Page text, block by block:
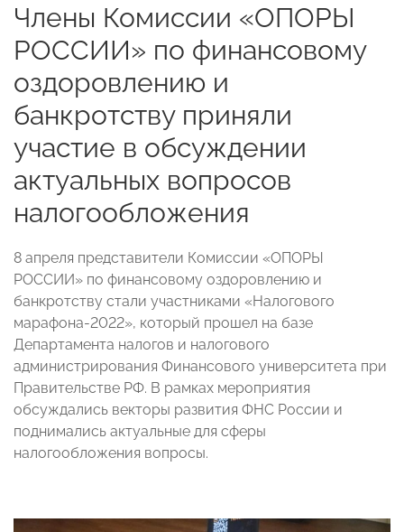
Члены Комиссии «ОПОРЫ
РОССИИ» по финансовому
оздоровлению и
банкротству приняли
участие в обсуждении
актуальных вопросов
налогообложения
8 апреля представители Комиссии «ОПОРЫ
РОССИИ» по финансовому оздоровлению и
банкротству стали участниками «Налогового
марафона-2022», который прошел на базе
Департамента налогов и налогового
администрирования Финансового университета при
Правительстве РФ. В рамках мероприятия
обсуждались векторы развития ФНС России и
поднимались актуальные для сферы
налогообложения вопросы.